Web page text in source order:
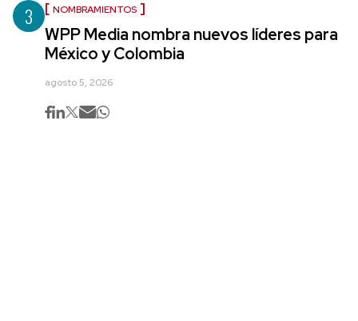
3 NOMBRAMIENTOS
WPP Media nombra nuevos líderes para
México y Colombia
agosto 5, 2026